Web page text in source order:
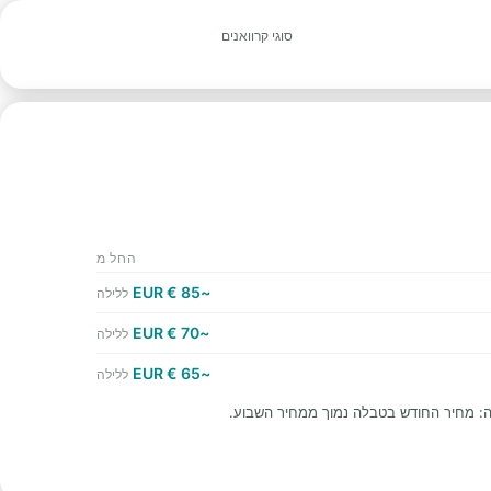
סוגי קרוואנים
החל מ
~85 € EUR ללילה
~70 € EUR ללילה
~65 € EUR ללילה
מחיר החודש בטבלה נמוך ממחיר השבוע.